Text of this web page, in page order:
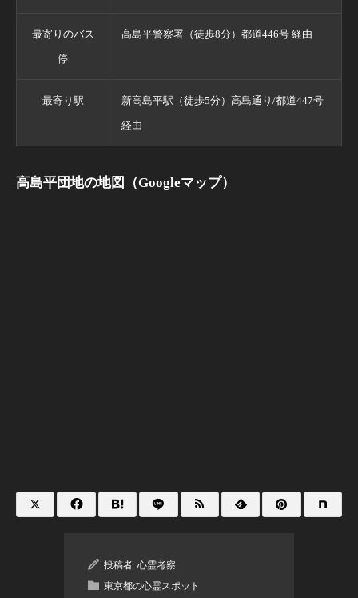
最寄りのバス
停
高島平警察署（徒歩8分）都道446号 経由
最寄り駅 新高島平駅（徒歩5分）高島通り/都道447号
経由
高島平団地の地図（Googleマップ）
投稿者: 心霊考察
東京都の心霊スポット